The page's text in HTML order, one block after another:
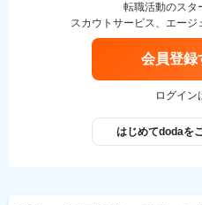
転職活動のスタ
スカウトサービス、エー
会員登録
ログイン
はじめてdodaを